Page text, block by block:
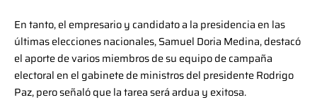
En tanto, el empresario y candidato a la presidencia en las
últimas elecciones nacionales, Samuel Doria Medina, destacó
el aporte de varios miembros de su equipo de campaña
electoral en el gabinete de ministros del presidente Rodrigo
Paz, pero señaló que la tarea será ardua y exitosa.